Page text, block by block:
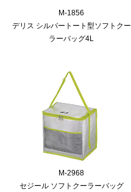
M-1856
デリス シルバートート型ソフトクー
ラーバッグ4L
M-2968
セジール ソフトクーラーバッグ